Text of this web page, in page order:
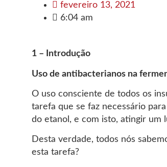
fevereiro 13, 2021
6:04 am
1 – Introdução
Uso de antibacterianos na
O uso consciente de todos os
tarefa que se faz necessário
do etanol, e com isto, atingir um
Desta verdade, todos nós
esta tarefa?